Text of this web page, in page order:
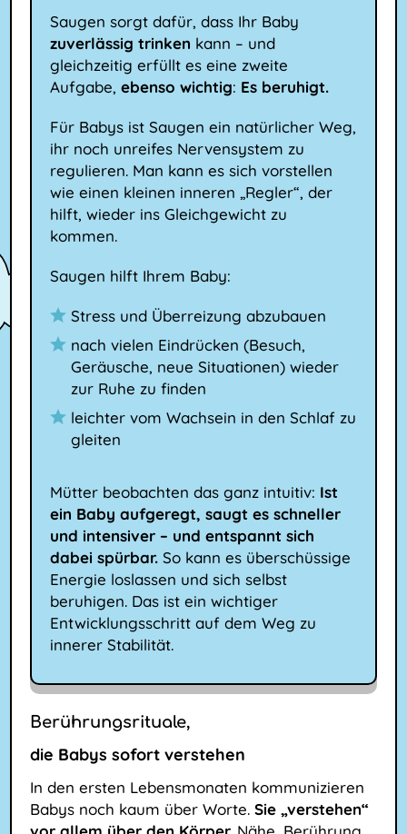
Saugen sorgt dafür, dass Ihr Baby
zuverlässig trinken kann – und
gleichzeitig erfüllt es eine zweite
Aufgabe,ebenso wichtig: Es beruhigt.
Für Babys ist Saugen ein natürlicher Weg,
ihr noch unreifes Nervensystem zu
regulieren. Man kann es sich vorstellen
wie einen kleinen inneren „Regler“, der
hilft, wieder ins Gleichgewicht zu
kommen.
Saugen hilft Ihrem Baby:
Stress und Überreizung abzubauen
nach vielen Eindrücken (Besuch,
Geräusche, neue Situationen) wieder
zur Ruhe zu finden
leichter vom Wachsein in den Schlaf zu
gleiten
Mütter beobachten das ganz intuitiv: Ist
ein Baby aufgeregt, saugt es schneller
und intensiver – und entspannt sich
dabei spürbar. So kann es überschüssige
Energie loslassen und sich selbst
beruhigen. Das ist ein wichtiger
Entwicklungsschritt auf dem Weg zu
innerer Stabilität.
Berührungsrituale,
die Babys sofort verstehen
In den ersten Lebensmonaten kommunizieren
Babys noch kaum über Worte.Sie „verstehen“